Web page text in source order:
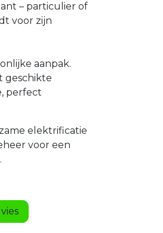
– particulier of
voor zijn
aanpak.
geschikte
perfect
elektrificatie
voor een